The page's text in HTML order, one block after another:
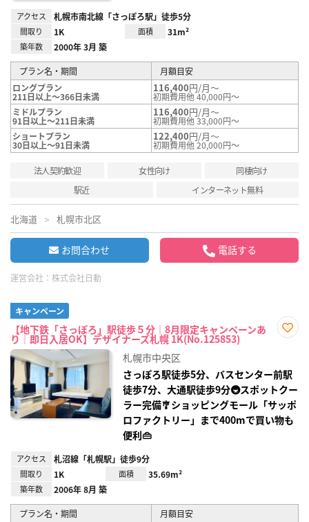
アクセス 札幌市南北線「さっぽろ駅」徒歩5分
間取り 1K 面積 31m²
築年数 2000年 3月 築
プラン名・期間
月額目安
ロングプラン
211日以上～366日未満
116,400円/月～
初期費用他 40,000円～
ミドルプラン
91日以上～211日未満
116,400円/月～
初期費用他 33,000円～
ショートプラン
30日以上～91日未満
122,400円/月～
初期費用他 20,000円～
法人契約歓迎 女性向け
同棲向け
駅近
インターネット無料
北海道 札幌市北区
お問合わせ 電話する
運営会社： 株式会社日動
キャンペーン
【地下鉄「さっぽろ」駅徒歩５分｜8月限定キャンペーンあ
り｜即日入居OK】デザイナーズ札幌 1K(No.125853)
録
札幌市中央区
さっぽろ駅徒歩5分、バスセンター前駅
徒歩7分、大通駅徒歩9分🚇スポットクー
ラー完備🎐ショッピングモール「サッポ
ロファクトリー」まで400mで買い物も
便利👜
アクセス 札沼線「札幌駅」徒歩9分
間取り 1K 面積 35.69m²
築年数 2006年 8月 築
プラン名・期間
月額目安